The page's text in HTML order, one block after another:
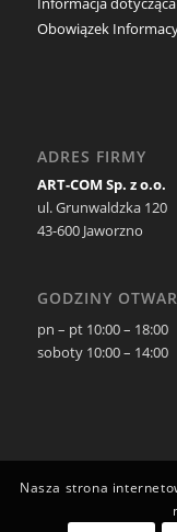
Obowiązek
ADRES FIRMY
ART-COM Sp. z o.o.
ul. Grunwaldzka 120
43-600 Jaworzno
GODZINY
pn – pt 10:00 – 18:00
soboty 10:00 – 14:00
Nasza strona